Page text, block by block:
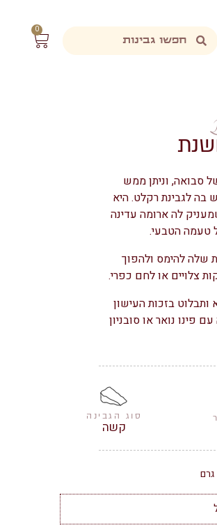
0
סבואה, וניתן ממש
בה לגבינת רקלט. היא
לה ארומה עדינה
טעמה הטבעי.
שלה להימס ולהפוך
צלויים או לחם כפרי.
בזכות העישון
פינו נואר או סובניון
סוג הגבינה
קשה
גרם